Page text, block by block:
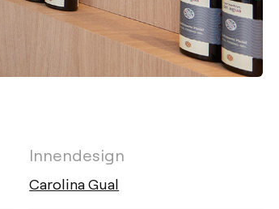
Innendesign
Carolina Gual